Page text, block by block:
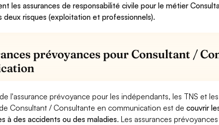
les assurances de responsabilité civile pour le métier
deux risques (exploitation et professionnels).
prévoyances pour Consultant /
l'assurance prévoyance pour les indépendants, les TNS et
Consultant / Consultante en communication est decouvrir
à des accidents ou des maladies. Les assurances